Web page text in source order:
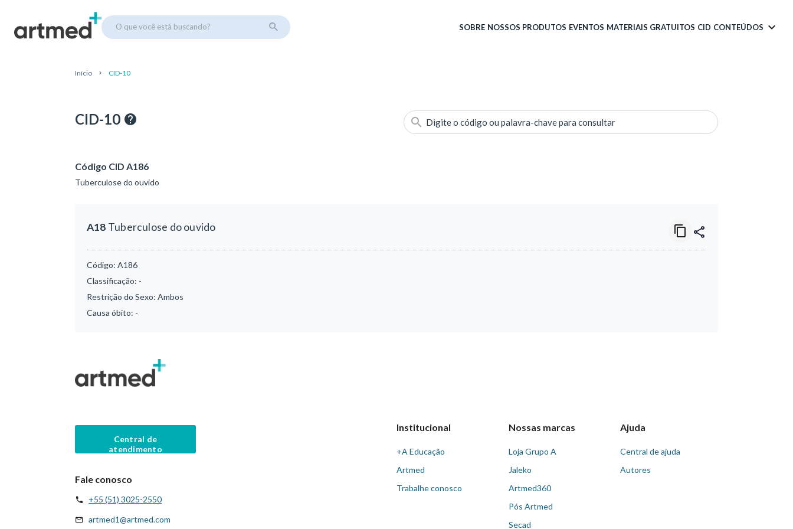
O que você está buscando? SOBRE NOSSOS PRODUTOS EVENTOS MATERIAIS GRATUITOS CID CONTEÚDOS
Início CID-10
CID-10 Digite o código ou palavra-chave para consultar
Código CID A186
Tuberculose do ouvido
A18 Tuberculose do ouvido
Código: A186
Classificação: -
Restrição do Sexo: Ambos
Causa óbito: -
Central de
atendimento
Fale conosco
+55 (51) 3025-2550
artmed1@artmed.com
Institucional
+A Educação
Artmed
Trabalhe conosco
Nossas marcas
Loja Grupo A
Jaleko
Artmed360
Pós Artmed
Secad
Ajuda
Central de ajuda
Autores